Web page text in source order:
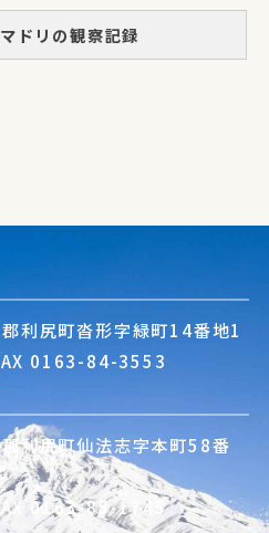
ドリの観察記録
利尻町沓形字緑町14番地1
0163-84-3553
利尻町仙法志字本町58番
0163-85-1745